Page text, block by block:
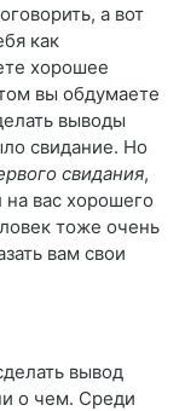
а вот
как
хорошее
вы обдумаете
выводы
свидание. Но
свидания,
вас хорошего
тоже очень
вам свои
вывод
о чем. Среди